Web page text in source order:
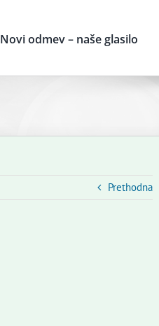
Novi odmev – naše glasilo
Prethodna